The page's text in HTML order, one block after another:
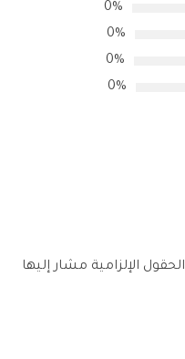
0%
0%
0%
0%
الحقول الإلزامية مشار إليها